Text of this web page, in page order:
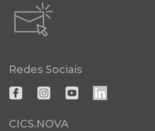
Redes Sociais
CICS.NOVA